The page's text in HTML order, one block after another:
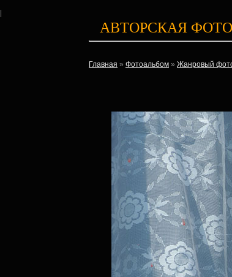
АВТОРСКАЯ
Главная » Фотоальбом » Жанровый